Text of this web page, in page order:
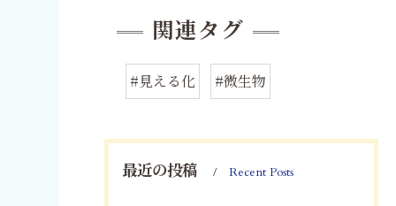
関連タグ
#見える化 #微生物
最近の投稿 Recent Posts